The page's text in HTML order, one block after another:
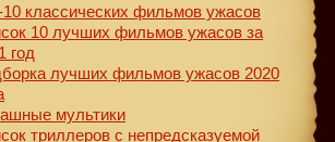
10 классических фильмов ужасов
10 лучших фильмов ужасов за
год
лучших фильмов ужасов 2020
мультики
триллеров с непредсказуемой